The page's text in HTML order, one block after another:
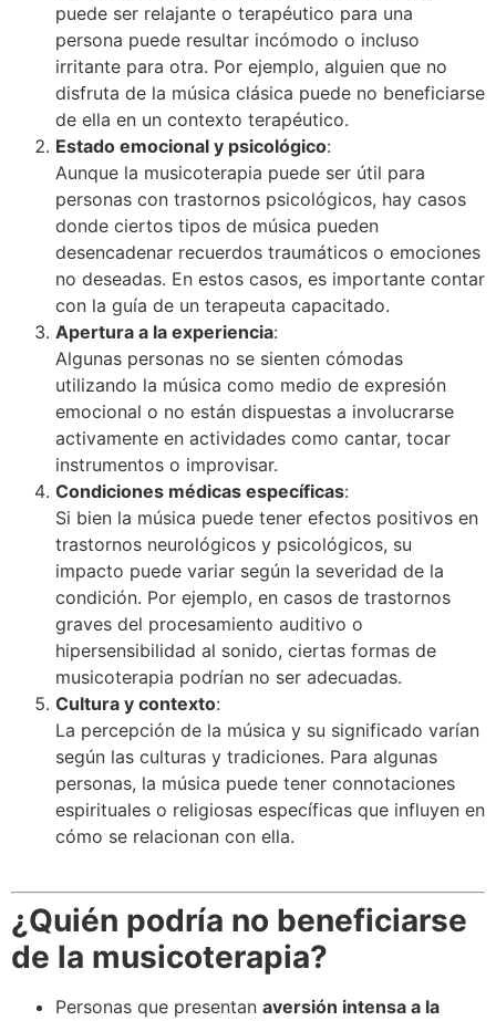
puede ser relajante o terapéutico para una
persona puede resultar incómodo o incluso
irritante para otra. Por ejemplo, alguien que no
disfruta de la música clásica puede no beneficiarse
de ella en un contexto terapéutico.
Estado emocional y psicológico:
Aunque la musicoterapia puede ser útil para
personas con trastornos psicológicos, hay casos
donde ciertos tipos de música pueden
desencadenar recuerdos traumáticos o emociones
no deseadas. En estos casos, es importante contar
con la guía de un terapeuta capacitado.
Apertura a la experiencia:
Algunas personas no se sienten cómodas
utilizando la música como medio de expresión
emocional o no están dispuestas a involucrarse
activamente en actividades como cantar, tocar
instrumentos o improvisar.
Condiciones médicas específicas:
Si bien la música puede tener efectos positivos en
trastornos neurológicos y psicológicos, su
impacto puede variar según la severidad de la
condición. Por ejemplo, en casos de trastornos
graves del procesamiento auditivo o
hipersensibilidad al sonido, ciertas formas de
musicoterapia podrían no ser adecuadas.
Cultura y contexto:
La percepción de la música y su significado varían
según las culturas y tradiciones. Para algunas
personas, la música puede tener connotaciones
espirituales o religiosas específicas que influyen en
cómo se relacionan con ella.
¿Quién podría no beneficiarse
de la musicoterapia?
Personas que presentan aversión intensa a la